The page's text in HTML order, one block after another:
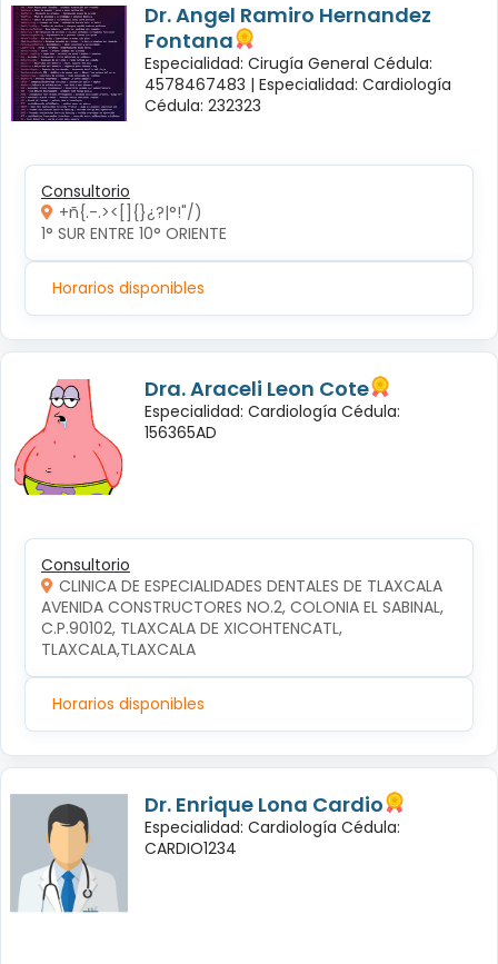
Dr. Angel Ramiro Hernandez
Fontana
Especialidad: Cirugía General Cédula:
4578467483 | Especialidad: Cardiología
Cédula: 232323
Consultorio
+ñ{.-.><[]{}¿?|°!"/)
1° SUR ENTRE 10° ORIENTE
Horarios disponibles
Dra. Araceli Leon Cote
Especialidad: Cardiología Cédula:
156365AD
Consultorio
CLINICA DE ESPECIALIDADES DENTALES DE TLAXCALA
AVENIDA CONSTRUCTORES NO.2, COLONIA EL SABINAL,
C.P.90102, TLAXCALA DE XICOHTENCATL,
TLAXCALA,TLAXCALA
Horarios disponibles
Dr. Enrique Lona Cardio
Especialidad: Cardiología Cédula:
CARDIO1234